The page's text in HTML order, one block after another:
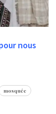
nous
mosquée